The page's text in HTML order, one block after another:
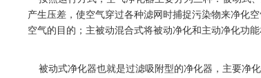
产生压差，使空气穿过各种滤网时捕捉污染物来净化
空气的目的；主被动混合式将被动净化和主动净化功
被动式净化器也就是过滤吸附型的净化器，主要净